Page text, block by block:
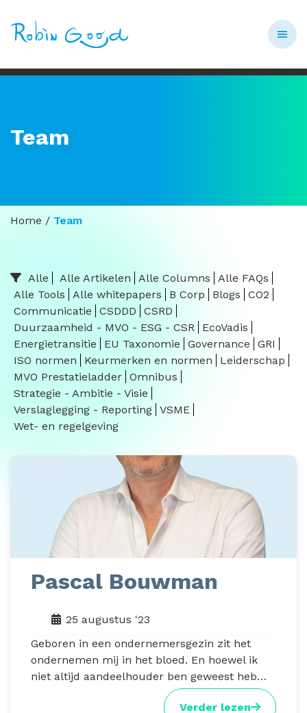
Team
Home / Team
Alle Alle Artikelen Alle Columns
Alle FAQs
Alle Tools
Alle whitepapers B Corp Blogs
CO2
Communicatie
CSDDD
CSRD
Duurzaamheid - MVO - ESG - CSR
EcoVadis
Energietransitie
EU Taxonomie Governance
GRI
ISO normen
Keurmerken en normen
Leiderschap
MVO Prestatieladder Omnibus
Strategie - Ambitie - Visie
Verslaglegging - Reporting VSME
Wet- en regelgeving
Pascal Bouwman
25 augustus '23
Geboren in een ondernemersgezin zit het
ondernemen mij in het bloed. En hoewel ik
niet altijd aandeelhouder ben geweest heb…
Verder lezen